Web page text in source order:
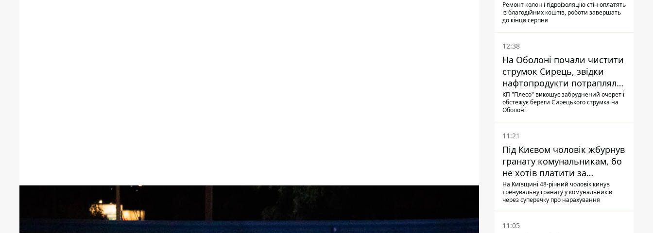
Ремонт колон і гідроізоляцію стін оплатять
із благодійних коштів, роботи завершать
до кінця серпня
12:38
На Оболоні почали чистити
струмок Сирець, звідки
нафтопродукти потрапляли
до озер
КП "Плесо" викошує забруднений очерет і
обстежує береги Сирецького струмка на
Оболоні
11:21
Під Києвом чоловік жбурнув
гранату комунальникам, бо
не хотів платити за
квитанціями
На Київщині 48-річний чоловік кинув
тренувальну гранату у комунальників
через суперечку про нарахування
11:05